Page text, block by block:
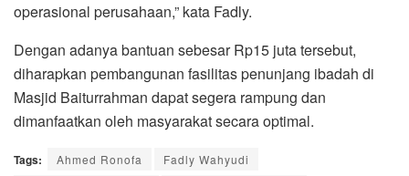
operasional perusahaan,” kata Fadly.
Dengan adanya bantuan sebesar Rp15 juta tersebut,
diharapkan pembangunan fasilitas penunjang ibadah di
Masjid Baiturrahman dapat segera rampung dan
dimanfaatkan oleh masyarakat secara optimal.
Tags: Ahmed Ronofa
Fadly Wahyudi